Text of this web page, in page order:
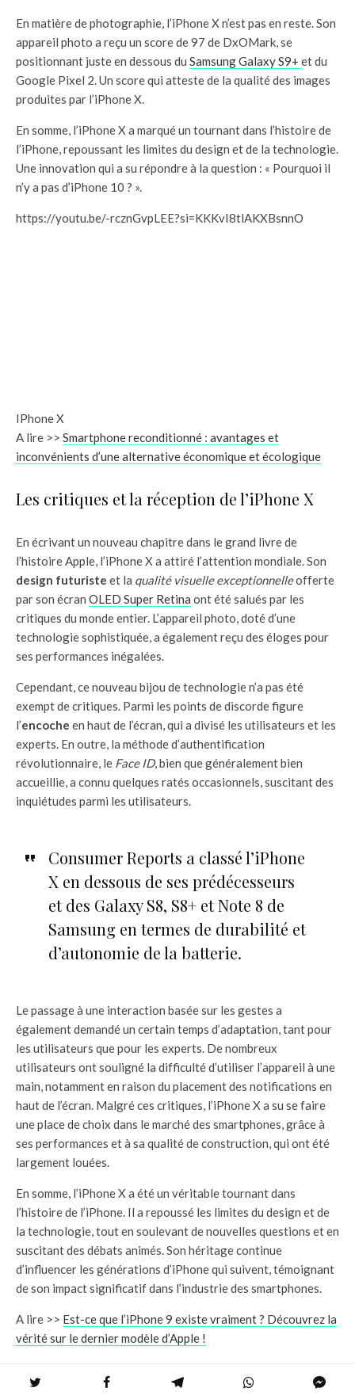
En matière de photographie, l’iPhone X n’est pas en reste. Son
appareil photo a reçu un score de 97 de DxOMark, se
positionnant juste en dessous du Samsung Galaxy S9+ et du
Google Pixel 2. Un score qui atteste de la qualité des images
produites par l’iPhone X.
En somme, l’iPhone X a marqué un tournant dans l’histoire de
l’iPhone, repoussant les limites du design et de la technologie.
Une innovation qui a su répondre à la question : « Pourquoi il
n’y a pas d’iPhone 10 ? ».
https://youtu.be/-rcznGvpLEE?si=KKKvI8tlAKXBsnnO
IPhone X
A lire >> Smartphone reconditionné : avantages et
inconvénients d’une alternative économique et écologique
Les critiques et la réception de l’iPhone X
En écrivant un nouveau chapitre dans le grand livre de
l’histoire Apple, l’iPhone X a attiré l’attention mondiale. Son
design futuriste et la qualité visuelle exceptionnelleofferte
par son écran OLED Super Retina ont été salués par les
critiques du monde entier. L’appareil photo, doté d’une
technologie sophistiquée, a également reçu des éloges pour
ses performances inégalées.
Cependant, ce nouveau bijou de technologie n’a pas été
exempt de critiques. Parmi les points de discorde figure
l’encoche en haut de l’écran, qui a divisé les utilisateurs et les
experts. En outre, la méthode d’authentification
révolutionnaire, le Face ID, bien que généralement bien
accueillie, a connu quelques ratés occasionnels, suscitant des
inquiétudes parmi les utilisateurs.
Consumer Reports a classé l’iPhone
X en dessous de ses prédécesseurs
et des Galaxy S8, S8+ et Note 8 de
Samsung en termes de durabilité et
d’autonomie de la batterie.
Le passage à une interaction basée sur les gestes a
également demandé un certain temps d’adaptation, tant pour
les utilisateurs que pour les experts. De nombreux
utilisateurs ont souligné la difficulté d’utiliser l’appareil à une
main, notamment en raison du placement des notifications en
haut de l’écran. Malgré ces critiques, l’iPhone X a su se faire
une place de choix dans le marché des smartphones, grâce à
ses performances et à sa qualité de construction, qui ont été
largement louées.
En somme, l’iPhone X a été un véritable tournant dans
l’histoire de l’iPhone. Il a repoussé les limites du design et de
la technologie, tout en soulevant de nouvelles questions et en
suscitant des débats animés. Son héritage continue
d’influencer les générations d’iPhone qui suivent, témoignant
de son impact significatif dans l’industrie des smartphones.
A lire >> Est-ce que l’iPhone 9 existe vraiment ? Découvrez la
vérité sur le dernier modèle d’Apple !
La question de la sécurité et de la